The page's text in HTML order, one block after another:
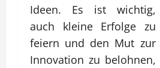
Ideen. Es ist wichtig,
auch kleine Erfolge zu
feiern und den Mut zur
Innovation zu belohnen,